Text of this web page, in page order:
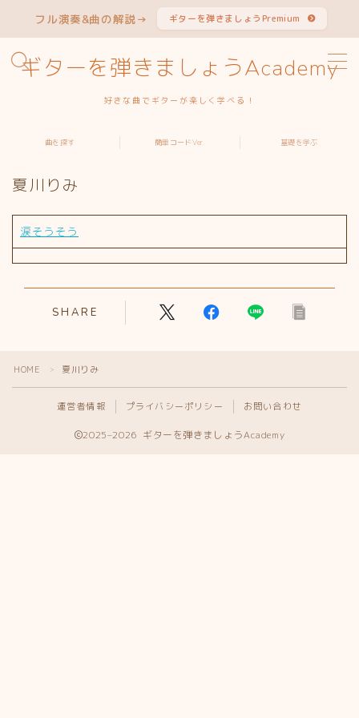
フル演奏&曲の解説→ ギターを弾きましょうPremium
ギターを弾きましょうAcademy
好きな曲でギターが楽しく学べる！
MENU
ギターを学ぶ
よくある質問
曲を探す 簡単コードVer. 基礎を学ぶ
夏川りみ
涙そうそう
SHARE
HOME ＞ 夏川りみ
運営者情報 プライバシーポリシー お問い合わせ
2025–2026 ギターを弾きましょうAcademy